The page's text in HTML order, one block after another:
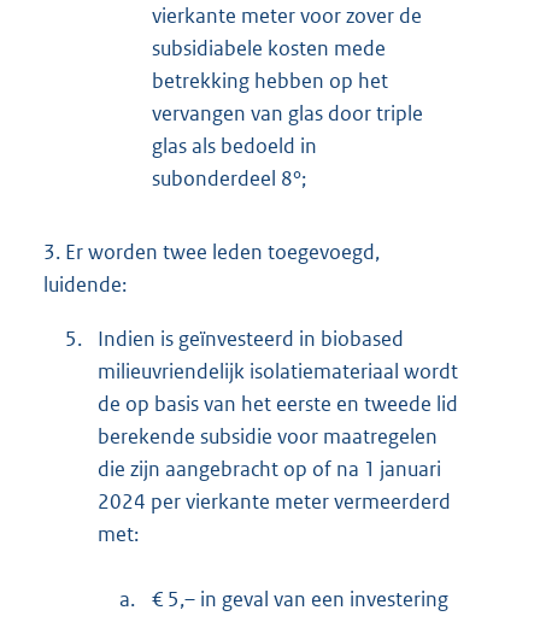
vierkante meter voor zover de
subsidiabele kosten mede
betrekking hebben op het
vervangen van glas door triple
glas als bedoeld in
subonderdeel 8°;
3. Er worden twee leden toegevoegd,
luidende:
5.
Indien is geïnvesteerd in biobased
milieuvriendelijk isolatiemateriaal wordt
de op basis van het eerste en tweede lid
berekende subsidie voor maatregelen
die zijn aangebracht op of na 1 januari
2024 per vierkante meter vermeerderd
met:
a.
€ 5,– in geval van een investering